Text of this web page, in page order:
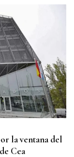
la ventana del
Cea